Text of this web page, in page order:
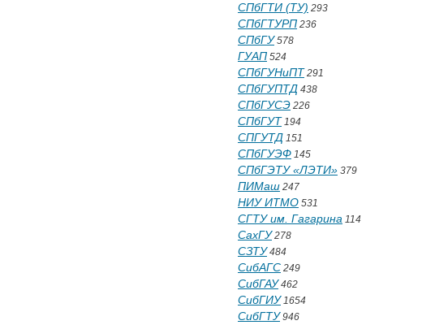
СПбГТИ (ТУ) 293
СПбГТУРП 236
СПбГУ578
ГУАП 524
СПбГУНиПТ 291
СПбГУПТД 438
СПбГУСЭ 226
СПбГУТ 194
СПГУТД 151
СПбГУЭФ 145
СПбГЭТУ «ЛЭТИ» 379
ПИМаш 247
НИУ ИТМО 531
СГТУ им. Гагарина 114
СахГУ278
СЗТУ484
СибАГС 249
СибГАУ462
СибГИУ1654
СибГТУ946